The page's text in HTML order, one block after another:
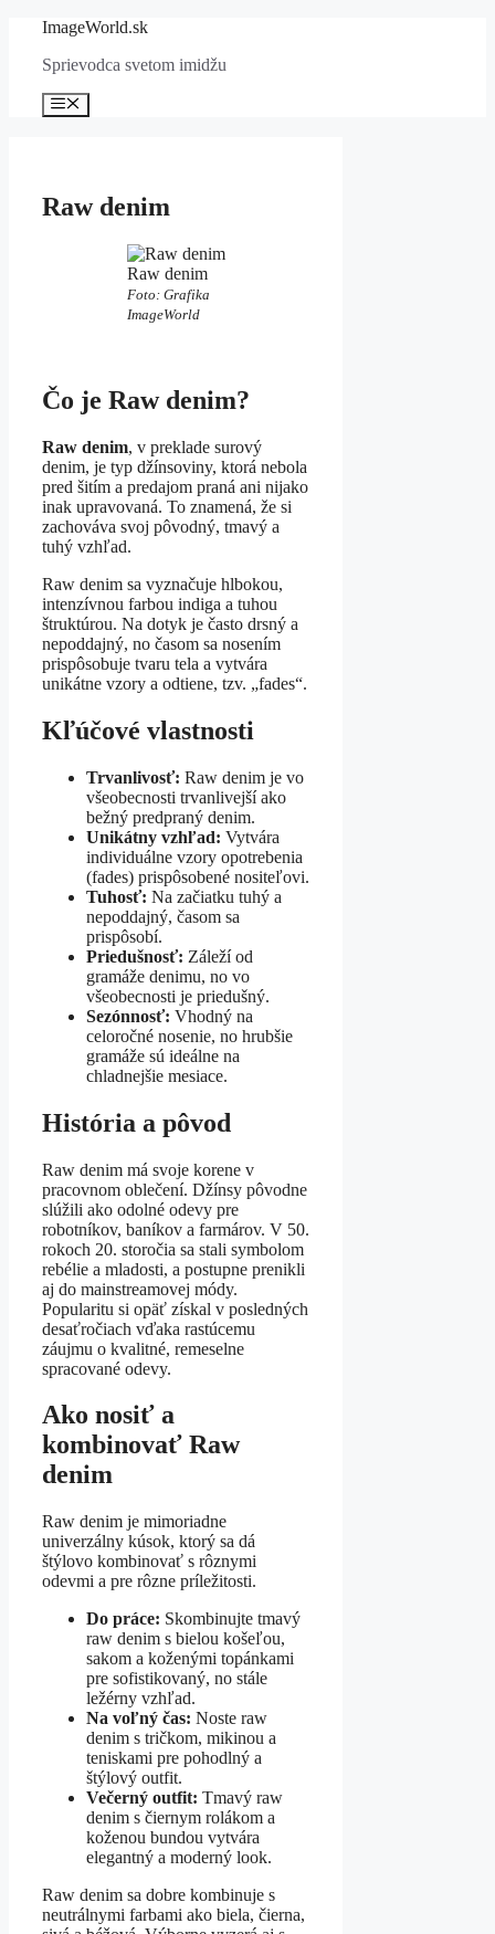
Preskočiť
obsah
ImageWorld.sk
Sprievodca svetom imidžu
Menu
Raw denim
Raw denim
Foto: Grafika
ImageWorld
Čo je Raw denim?
Raw denim, v preklade surový
denim, je typ džínsoviny, ktorá nebola
pred šitím a predajom praná ani nijako
inak upravovaná. To znamená, že si
zachováva svoj pôvodný, tmavý a
tuhý vzhľad.
Raw denim sa vyznačuje hlbokou,
intenzívnou farbou indiga a tuhou
štruktúrou. Na dotyk je často drsný a
nepoddajný, no časom sa nosením
prispôsobuje tvaru tela a vytvára
unikátne vzory a odtiene, tzv. „fades“.
Kľúčové vlastnosti
Trvanlivosť: Raw denim je vo
všeobecnosti trvanlivejší ako
bežný predpraný denim.
Unikátny vzhľad: Vytvára
individuálne vzory opotrebenia
(fades) prispôsobené nositeľovi.
Tuhosť: Na začiatku tuhý a
nepoddajný, časom sa
prispôsobí.
Priedušnosť: Záleží od
gramáže denimu, no vo
všeobecnosti je priedušný.
Sezónnosť: Vhodný na
celoročné nosenie, no hrubšie
gramáže sú ideálne na
chladnejšie mesiace.
História a pôvod
Raw denim má svoje korene v
pracovnom oblečení. Džínsy pôvodne
slúžili ako odolné odevy pre
robotníkov, baníkov a farmárov. V 50.
rokoch 20. storočia sa stali symbolom
rebélie a mladosti, a postupne prenikli
aj do mainstreamovej módy.
Popularitu si opäť získal v posledných
desaťročiach vďaka rastúcemu
záujmu o kvalitné, remeselne
spracované odevy.
Ako nosiť a
kombinovať Raw
denim
Raw denim je mimoriadne
univerzálny kúsok, ktorý sa dá
štýlovo kombinovať s rôznymi
odevmi a pre rôzne príležitosti.
Do práce: Skombinujte tmavý
raw denim s bielou košeľou,
sakom a koženými topánkami
pre sofistikovaný, no stále
ležérny vzhľad.
Na voľný čas: Noste raw
denim s tričkom, mikinou a
teniskami pre pohodlný a
štýlový outfit.
Večerný outfit: Tmavý raw
denim s čiernym rolákom a
koženou bundou vytvára
elegantný a moderný look.
Raw denim sa dobre kombinuje s
neutrálnymi farbami ako biela, čierna,